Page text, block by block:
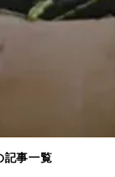
記事一覧